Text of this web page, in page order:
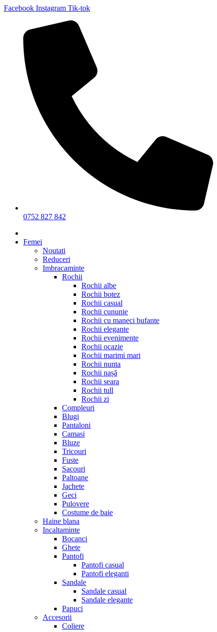
Facebook Instagram Tik-tok
0752 827 842
Femei
Noutati
Reduceri
Imbracaminte
Rochii
Rochii albe
Rochii botez
Rochii casual
Rochii cununie
Rochii cu maneci bufante
Rochii elegante
Rochii evenimente
Rochii ocazie
Rochii marimi mari
Rochii nunta
Rochii nașă
Rochii seara
Rochii tull
Rochii zi
Compleuri
Blugi
Pantaloni
Camasi
Bluze
Tricouri
Fuste
Sacouri
Paltoane
Jachete
Geci
Pulovere
Costume de baie
Haine blana
Incaltaminte
Bocanci
Ghete
Pantofi
Pantofi casual
Pantofi eleganti
Sandale
Sandale casual
Sandale elegante
Papuci
Accesorii
Coliere